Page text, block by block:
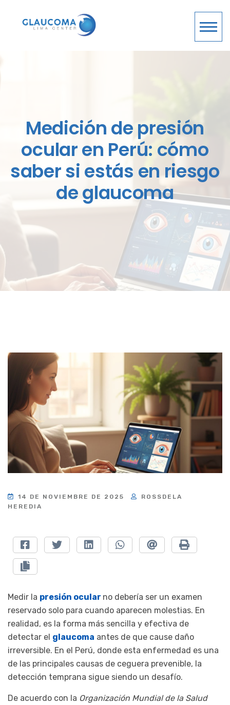
Medición de presión
ocular en Perú: cómo
saber si estás en riesgo
de glaucoma
14 DE NOVIEMBRE DE 2025
ROSSDELA
HEREDIA
Medir la presión ocular no debería ser un examen
reservado solo para cuando aparecen molestias. En
realidad, es la forma más sencilla y efectiva de
detectar el glaucoma antes de que cause daño
irreversible. En el Perú, donde esta enfermedad es una
de las principales causas de ceguera prevenible, la
detección temprana sigue siendo un desafío.
De acuerdo con la Organización Mundial de la Salud